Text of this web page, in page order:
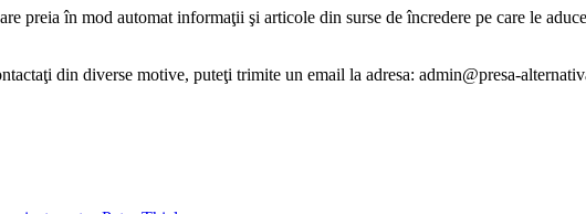
preia în mod automat informaţii şi articole din surse de încredere pe care le
din diverse motive, puteţi trimite un email la adresa: admin@presa-